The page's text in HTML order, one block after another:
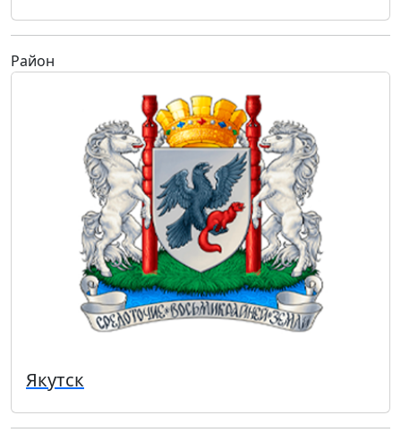
Район
Якутск